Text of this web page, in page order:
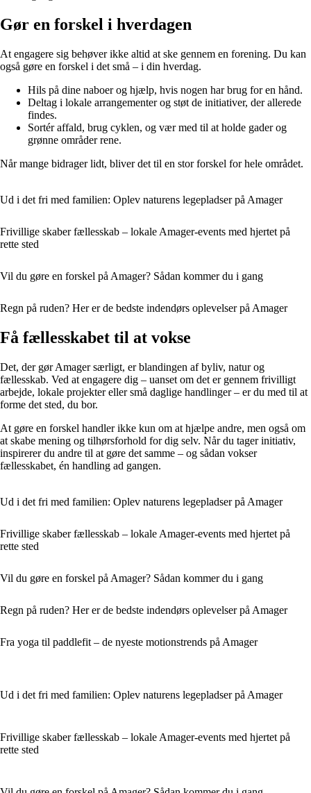
Gør en forskel i hverdagen
At engagere sig behøver ikke altid at ske gennem en forening. Du kan
også gøre en forskel i det små – i din hverdag.
Hils på dine naboer og hjælp, hvis nogen har brug for en hånd.
Deltag i lokale arrangementer og støt de initiativer, der allerede
findes.
Sortér affald, brug cyklen, og vær med til at holde gader og
grønne områder rene.
Når mange bidrager lidt, bliver det til en stor forskel for hele området.
Ud i det fri med familien: Oplev naturens legepladser på Amager
Frivillige skaber fællesskab – lokale Amager-events med hjertet på
rette sted
Vil du gøre en forskel på Amager? Sådan kommer du i gang
Regn på ruden? Her er de bedste indendørs oplevelser på Amager
Få fællesskabet til at vokse
Det, der gør Amager særligt, er blandingen af byliv, natur og
fællesskab. Ved at engagere dig – uanset om det er gennem frivilligt
arbejde, lokale projekter eller små daglige handlinger – er du med til at
forme det sted, du bor.
At gøre en forskel handler ikke kun om at hjælpe andre, men også om
at skabe mening og tilhørsforhold for dig selv. Når du tager initiativ,
inspirerer du andre til at gøre det samme – og sådan vokser
fællesskabet, én handling ad gangen.
Ud i det fri med familien: Oplev naturens legepladser på Amager
Frivillige skaber fællesskab – lokale Amager-events med hjertet på
rette sted
Vil du gøre en forskel på Amager? Sådan kommer du i gang
Regn på ruden? Her er de bedste indendørs oplevelser på Amager
Fra yoga til paddlefit – de nyeste motionstrends på Amager
Ud i det fri med familien: Oplev naturens legepladser på Amager
Frivillige skaber fællesskab – lokale Amager-events med hjertet på
rette sted